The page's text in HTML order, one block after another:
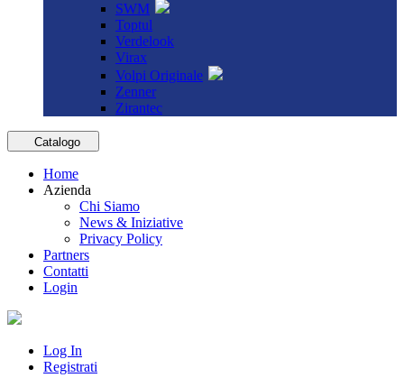
SWM
Toptul
Verdelook
Virax
Volpi Originale
Zenner
Zirantec
Catalogo
Home
Azienda
Chi Siamo
News & Iniziative
Privacy Policy
Partners
Contatti
Login
Log In
Registrati